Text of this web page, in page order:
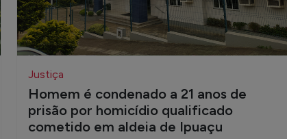
Justiça
Homem é condenado a 21 anos de
prisão por homicídio qualificado
cometido em aldeia de Ipuaçu